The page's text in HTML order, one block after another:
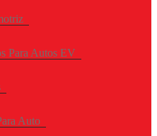
Para Autos EV
Auto